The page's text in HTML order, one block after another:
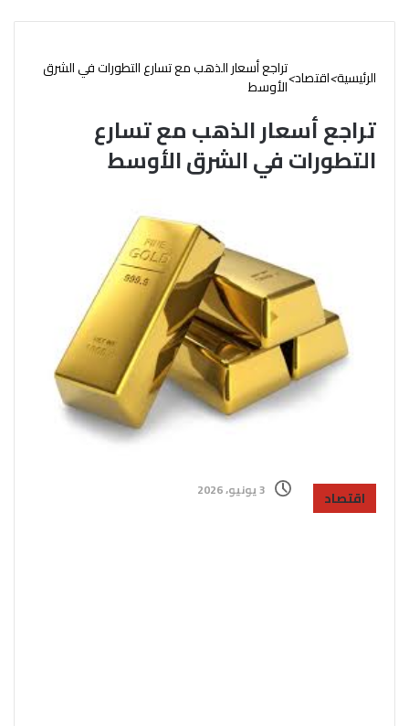
الرئيسية>اقتصاد>تراجع أسعار الذهب مع تسارع التطورات في الشرق
الأوسط
تراجع أسعار الذهب مع تسارع
التطورات في الشرق الأوسط
اقتصاد 3 يونيو، 2026